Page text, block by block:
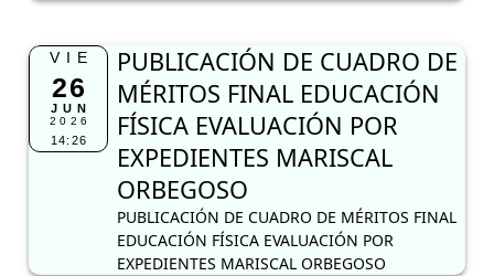
VIE
26
JUN
2026
14:26
PUBLICACIÓN DE CUADRO DE
MÉRITOS FINAL EDUCACIÓN
FÍSICA EVALUACIÓN POR
EXPEDIENTES MARISCAL
ORBEGOSO
PUBLICACIÓN DE CUADRO DE MÉRITOS FINAL
EDUCACIÓN FÍSICA EVALUACIÓN POR
EXPEDIENTES MARISCAL ORBEGOSO